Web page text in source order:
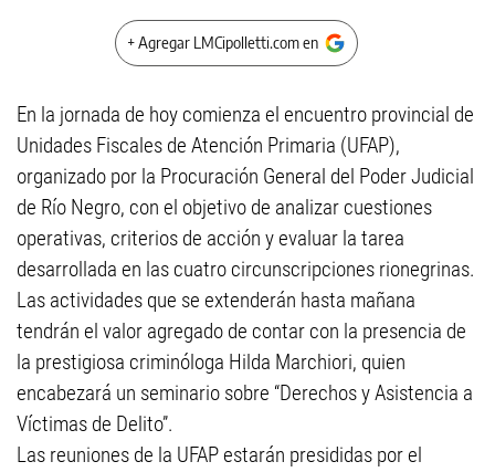
+ Agregar LMCipolletti.com en
En la jornada de hoy comienza el encuentro provincial de
Unidades Fiscales de Atención Primaria (UFAP),
organizado por la Procuración General del Poder Judicial
de Río Negro, con el objetivo de analizar cuestiones
operativas, criterios de acción y evaluar la tarea
desarrollada en las cuatro circunscripciones rionegrinas.
Las actividades que se extenderán hasta mañana
tendrán el valor agregado de contar con la presencia de
la prestigiosa criminóloga Hilda Marchiori, quien
encabezará un seminario sobre “Derechos y Asistencia a
Víctimas de Delito”.
Las reuniones de la UFAP estarán presididas por el